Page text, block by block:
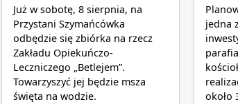
Już w sobotę, 8 sierpnia, na
Przystani Szymańcówka
odbędzie się zbiórka na rzecz
Zakładu Opiekuńczo-
Leczniczego „Betlejem”.
Towarzyszyć jej będzie msza
święta na wodzie.
jedna
około